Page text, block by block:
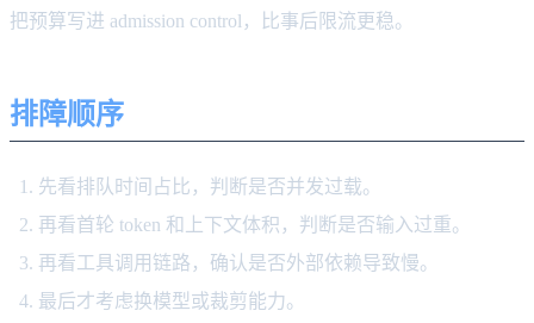
把预算写进 admission control，比事后限流更稳。
排障顺序
先看排队时间占比，判断是否并发过载。
再看首轮 token 和上下文体积，判断是否输入过重。
再看工具调用链路，确认是否外部依赖导致慢。
最后才考虑换模型或裁剪能力。